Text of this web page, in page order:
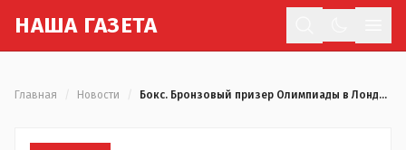
НАША ГАЗЕТА
Главная Новости Бокс. Бронзовый призер Олимпиады в Лондоне Иван ДЫЧКО: «Впереди еще 4 года, есть над чем работать»